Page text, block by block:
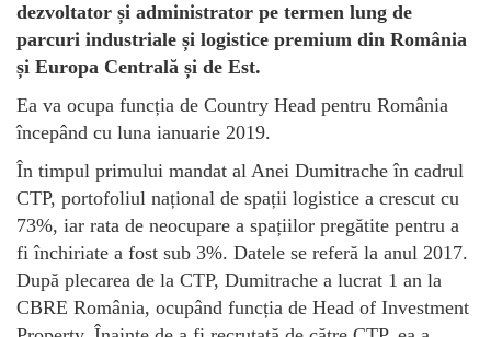
dezvoltator și administrator pe termen lung de
parcuri industriale și logistice premium din România
și Europa Centrală și de Est.
Ea va ocupa funcția de Country Head pentru România
începând cu luna ianuarie 2019.
În timpul primului mandat al Anei Dumitrache în cadrul
CTP, portofoliul național de spații logistice a crescut cu
73%, iar rata de neocupare a spațiilor pregătite pentru a
fi închiriate a fost sub 3%. Datele se referă la anul 2017.
După plecarea de la CTP, Dumitrache a lucrat 1 an la
CBRE România, ocupând funcția de Head of Investment